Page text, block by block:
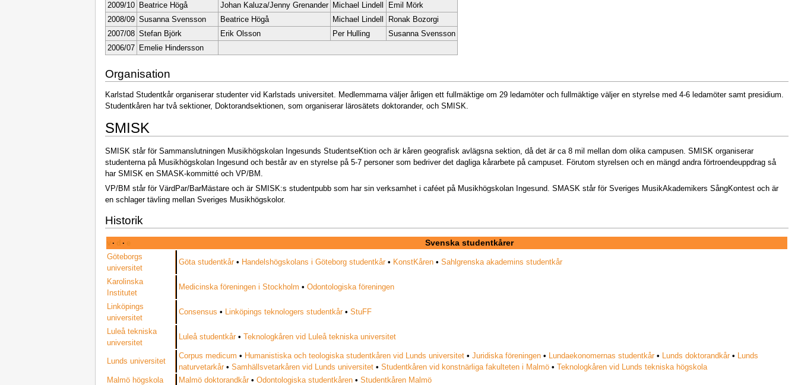
2009/10 Beatrice Högå Johan Kaluza/Jenny Grenander Michael Lindell
Emil Mörk
2008/09 Susanna Svensson Beatrice Högå Michael Lindell
Ronak Bozorgi
2007/08 Stefan Björk Erik Olsson Per Hulling
Susanna Svensson
2006/07 Emelie Hindersson
Organisation
Karlstad Studentkår organiserar studenter vid Karlstads universitet. Medlemmarna väljer årligen ett fullmäktige om 29 ledamöter och fullmäktige väljer en styrelse med 4-6 ledamöter samt presidium.
Studentkåren har två sektioner, Doktorandsektionen, som organiserar lärosätets doktorander, och SMISK.
SMISK
SMISK står för Sammanslutningen Musikhögskolan Ingesunds StudentseKtion och är kåren geografisk avlägsna sektion, då det är ca 8 mil mellan dom olika campusen. SMISK organiserar
studenterna på Musikhögskolan Ingesund och består av en styrelse på 5-7 personer som bedriver det dagliga kårarbete på campuset. Förutom styrelsen och en mängd andra förtroendeuppdrag så
har SMISK en SMASK-kommitté och VP/BM.
VP/BM står för VärdPar/BarMästare och är SMISK:s studentpubb som har sin verksamhet i caféet på Musikhögskolan Ingesund. SMASK står för Sveriges MusikAkademikers SångKontest och är
en schlager tävling mellan Sveriges Musikhögskolor.
Historik
· · Svenska studentkårer
Göteborgs
universitet
Göta studentkår • Handelshögskolans i Göteborg studentkår • KonstKåren •Sahlgrenska akademins studentkår
Karolinska
Institutet
Medicinska föreningen i Stockholm •Odontologiska föreningen
Linköpings
universitet
Consensus • Linköpings teknologers studentkår •StuFF
Luleå tekniska
universitet
Luleå studentkår •Teknologkåren vid Luleå tekniska universitet
Lunds universitet
Corpus medicum • Humanistiska och teologiska studentkåren vid Lunds universitet •Juridiska föreningen • Lundaekonomernas studentkår • Lunds doktorandkår •
Lunds
naturvetarkår •Samhällsvetarkåren vid Lunds universitet •Studentkåren vid konstnärliga fakulteten i Malmö •Teknologkåren vid Lunds tekniska högskola
Malmö högskola
Malmö doktorandkår •Odontologiska studentkåren •Studentkåren Malmö